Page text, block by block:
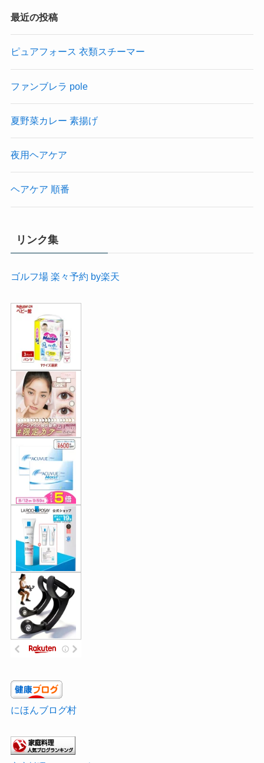
最近の投稿
ピュアフォース 衣類スチーマー
ファンブレラ pole
夏野菜カレー 素揚げ
夜用ヘアケア
ヘアケア 順番
リンク集
ゴルフ場 楽々予約 by楽天
にほんブログ村